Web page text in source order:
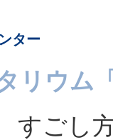
ター
リウム
ごし方